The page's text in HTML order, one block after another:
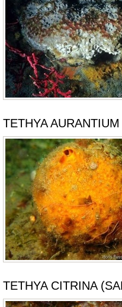
TETHYA
TETHYA CITRINA